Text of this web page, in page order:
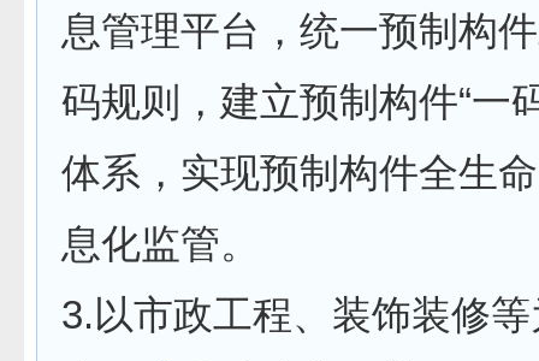
息管理平台，统一预制构
码规则，建立预制构件“一
体系，实现预制构件全生
息化监管。
3.以市政工程、装饰装修